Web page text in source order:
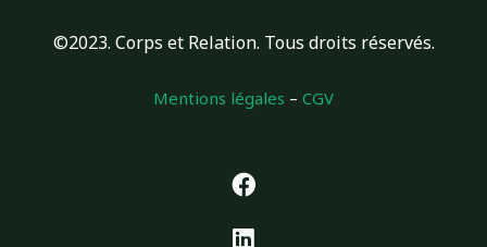
©2023. Corps et Relation. Tous droits réservés.
Mentions légales – CGV